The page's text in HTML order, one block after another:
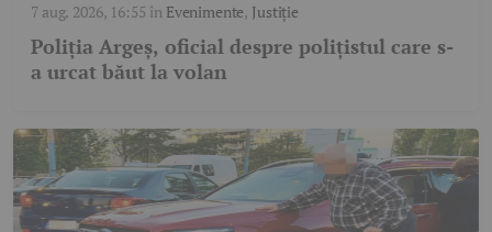
7 aug. 2026, 16:55 în Evenimente, Justiție
Poliția Argeș, oficial despre polițistul care s-
a urcat băut la volan